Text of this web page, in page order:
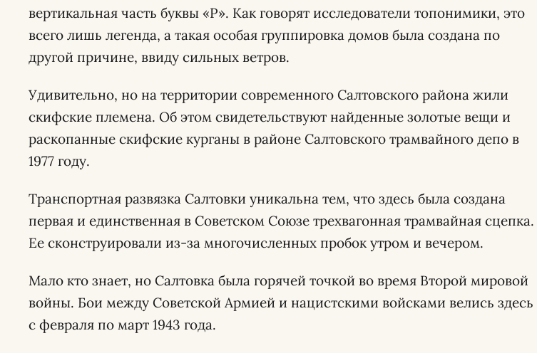
вертикальная часть буквы «Р». Как говорят исследователи топонимики, это
всего лишь легенда, а такая особая группировка домов была создана по
другой причине, ввиду сильных ветров.
Удивительно, но на территории современного Салтовского района жили
скифские племена. Об этом свидетельствуют найденные золотые вещи и
раскопанные скифские курганы в районе Салтовского трамвайного депо в
1977 году.
Транспортная развязка Салтовки уникальна тем, что здесь была создана
первая и единственная в Советском Союзе трехвагонная трамвайная сцепка.
Ее сконструировали из-за многочисленных пробок утром и вечером.
Мало кто знает, но Салтовка была горячей точкой во время Второй мировой
войны. Бои между Советской Армией и нацистскими войсками велись здесь
с февраля по март 1943 года.